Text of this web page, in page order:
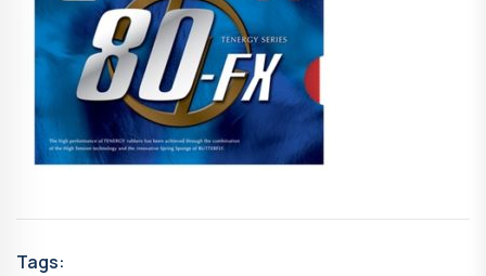
Tags: